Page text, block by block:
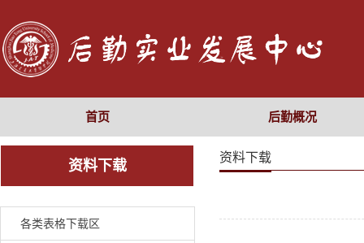
首页 后勤概况
资料下载
各类表格下载区
资料下载